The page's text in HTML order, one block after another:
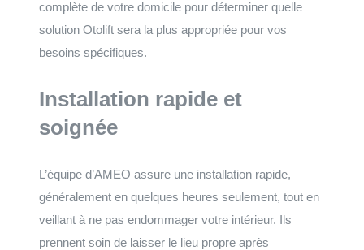
complète de votre domicile pour déterminer quelle
solution Otolift sera la plus appropriée pour vos
besoins spécifiques.
Installation rapide et
soignée
L’équipe d’AMEO assure une installation rapide,
généralement en quelques heures seulement, tout en
veillant à ne pas endommager votre intérieur. Ils
prennent soin de laisser le lieu propre après